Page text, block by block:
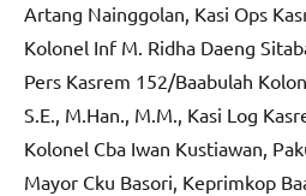
Artang Nainggolan, Kasi Ops
Kolonel Inf M. Ridha Daeng
Pers Kasrem 152/Baabulah
S.E., M.Han., M.M., Kasi Log
Kolonel Cba Iwan Kustiawan,
Mayor Cku Basori, Keprimkop